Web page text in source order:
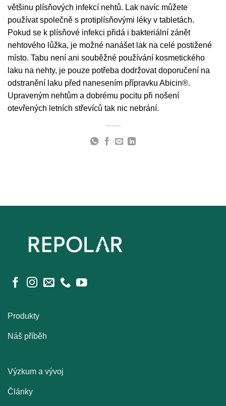
většinu plísňových infekcí nehtů. Lak navíc můžete
používat společně s protiplísňovými léky v tabletách.
Pokud se k plísňové infekci přidá i bakteriální zánět
nehtového lůžka, je možné nanášet lak na celé postižené
místo. Tabu není ani souběžné používání kosmetického
laku na nehty, je pouze potřeba dodržovat doporučení na
odstranění laku před nanesením přípravku Abicin®.
Upraveným nehtům a dobrému pocitu při nošení
otevřených letních střevíců tak nic nebrání.
Produkty
Náš příběh
Výzkum a vývoj
Články